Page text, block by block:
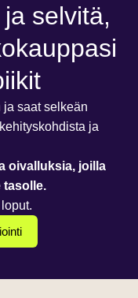
selvitä,
ja saat selkeän
ja
oivalluksia, joilla
tasolle.